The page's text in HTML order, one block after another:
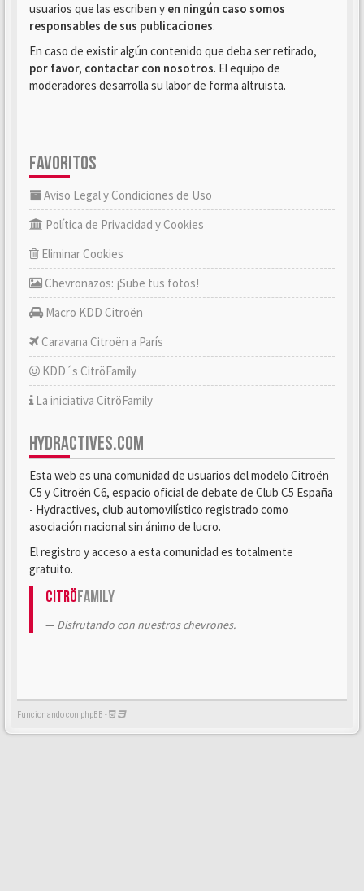
usuarios que las escriben y en ningún caso somos
responsables de sus publicaciones.
En caso de existir algún contenido que deba ser retirado,
por favor, contactar con nosotros. El equipo de
moderadores desarrolla su labor de forma altruista.
FAVORITOS
Aviso Legal y Condiciones de Uso
Política de Privacidad y Cookies
Eliminar Cookies
Chevronazos: ¡Sube tus fotos!
Macro KDD Citroën
Caravana Citroën a París
KDD´s CitröFamily
La iniciativa CitröFamily
HYDRACTIVES.COM
Esta web es una comunidad de usuarios del modelo Citroën
C5 y Citroën C6, espacio oficial de debate de Club C5 España
- Hydractives, club automovilístico registrado como
asociación nacional sin ánimo de lucro.
El registro y acceso a esta comunidad es totalmente
gratuito.
CitröFamily
Disfrutando con nuestros chevrones.
Funcionando con phpBB -